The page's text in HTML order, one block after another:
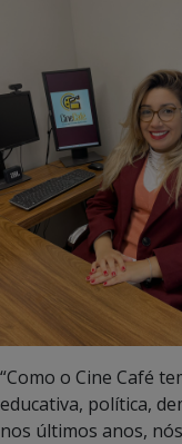
“Como o Cine Café
educativa, política,
nos últimos anos,